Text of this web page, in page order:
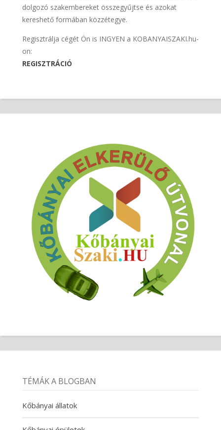
dolgozó szakembereket összegyűjtse és azokat
kereshető formában közzétegye.
Regisztrálja cégét Ön is INGYEN a KOBANYAISZAKI.hu-
on:
REGISZTRÁCIÓ
TÉMÁK A BLOGBAN
Kőbányai állatok